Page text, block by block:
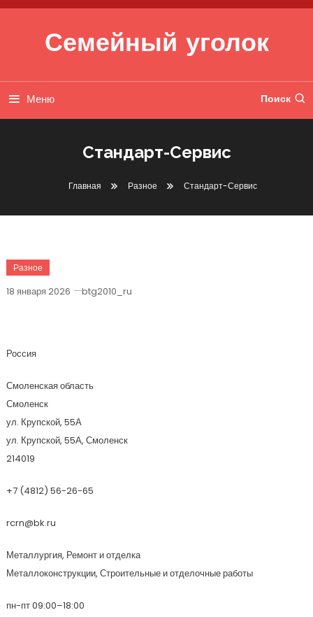
Перейти к содержимому
Семейный уголок
Меню Поиск
Стандарт-Сервис
Главная Разное Стандарт-Сервис
Разное
18 января 2026 btg2010_ru
Россия
Смоленская область
Смоленск
ул. Крупской, 55А
ул. Крупской, 55А, Смоленск
214019
+7 (4812) 56-26-65
rcrn@bk.ru
Металлургия, Ремонт и отделка
Металлоконструкции, Строительные и отделочные работы
пн-пт 09:00–18:00